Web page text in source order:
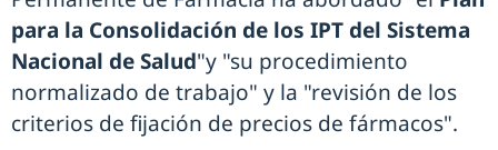
para la Consolidación de los IPT del Sistema
Nacional de Salud"y "su procedimiento
normalizado de trabajo" y la "revisión de los
criterios de fijación de precios de fármacos".